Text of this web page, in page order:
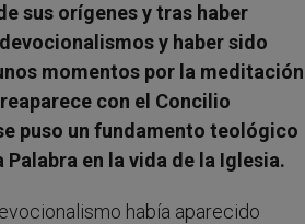
sus orígenes y tras haber
y haber sido
momentos por la meditación
con el Concilio
puso un fundamento teológico
en la vida de la Iglesia.
había aparecido